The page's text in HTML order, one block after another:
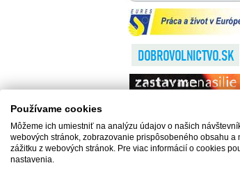
Používame cookies
Môžeme ich umiestniť na analýzu údajov o našich
webových stránok, zobrazovanie prispôsobeného obsahu a
zážitku z webových stránok. Pre viac informácií o cookies
nastavenia.